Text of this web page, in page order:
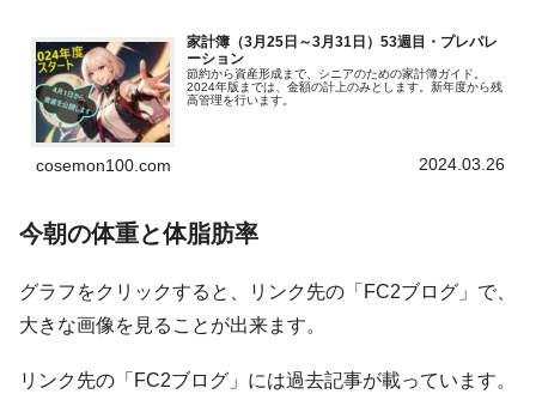
家計簿（3月25日～3月31日）53週目・プレパレ
ーション
節約から資産形成まで、シニアのための家計簿ガイド。
2024年版までは、金額の計上のみとします。新年度から残
高管理を行います。
cosemon100.com 2024.03.26
今朝の体重と体脂肪率
グラフをクリックすると、リンク先の「FC2ブログ」で、
大きな画像を見ることが出来ます。
リンク先の「FC2ブログ」には過去記事が載っています。